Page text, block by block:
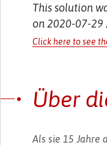
This solution
on 2020-07-29
Click here to see
Über
Als sie 15 Jahre